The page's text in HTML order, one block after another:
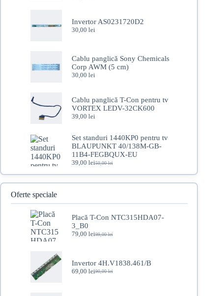
Invertor AS0231720D2
30,00 lei
Cablu panglică Sony Chemicals
Corp AWM (5 cm)
30,00 lei
Cablu panglică T-Con pentru tv
VORTEX LEDV-32CK600
39,00 lei
Set standuri 1440KP0 pentru tv
BLAUPUNKT 40/138M-GB-
11B4-FEGBQUX-EU
50,00lei
Prețul
inițial
a
39,00 leiPrețul
curent
este:
Oferte speciale
Placă T-Con NTC315HDA07-
3_B0
99,00lei
Prețul
fost:
99,00 lei.
79,00 leiPrețul
79,00 lei.
Invertor 4H.V1838.461/B
90,00lei
Prețul
69,00 leiPrețul